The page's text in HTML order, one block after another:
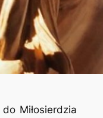
Miłosierdzia